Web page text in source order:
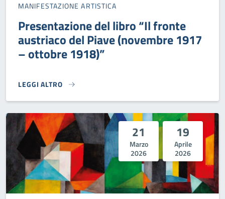
MANIFESTAZIONE ARTISTICA
Presentazione del libro “Il fronte
austriaco del Piave (novembre 1917
– ottobre 1918)”
LEGGI ALTRO
PRESENTAZIONE DEL LIBRO “IL FRONTE AUSTRIACO DEL
21
Marzo
2026
19
Aprile
2026